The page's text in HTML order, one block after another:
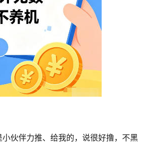
伙伴力推、给我的，说很好撸，不黑